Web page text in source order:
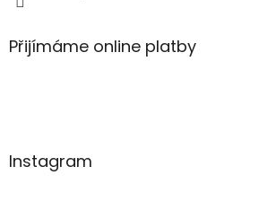
Přijímáme online platby
Instagram